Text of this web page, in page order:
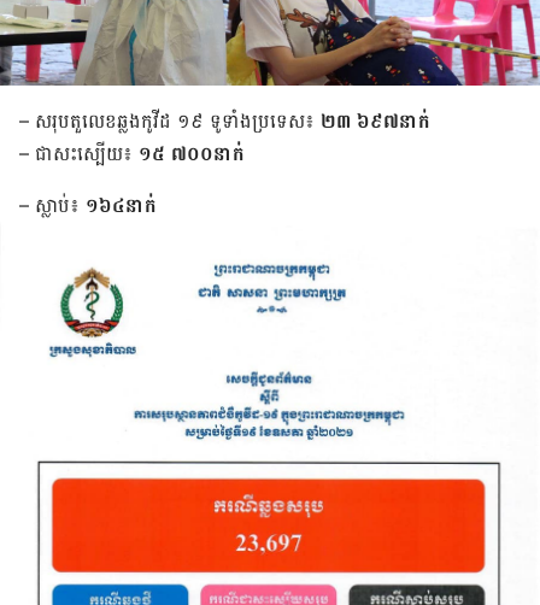
– សរុបតួលេខឆ្លងកូវីដ ១៩ ទូទាំងប្រទេស៖ ២៣ ៦៩៧នាក់
– ជាសះស្បើយ៖ ១៥ ៧០០នាក់
– ស្លាប់៖ ១៦៤នាក់